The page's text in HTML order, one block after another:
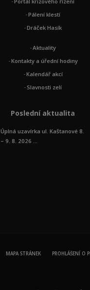
Pálení klestí
Dráček Hasík
Aktuality
Kontakty a úřední hodiny
Kalendář akcí
Slavnosti zelí
Poslední aktualita
Úplná uzavírka ul. Kaštanové 8.
– 9. 8. 2026 ...
MAPA STRÁNEK PROHLÁŠENÍ O